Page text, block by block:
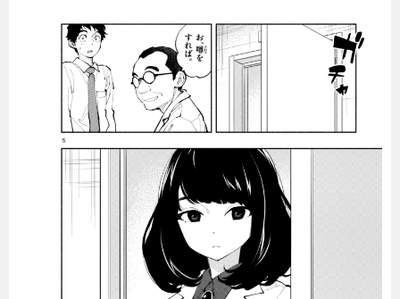
グルメ
暮らし エンタメ
連載一覧